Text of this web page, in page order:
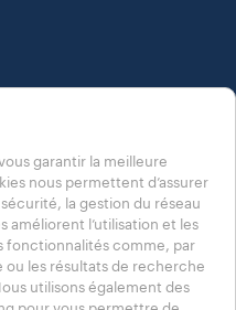
Vie privée
Mentions légales
sur le site Mutualisé de la
www.numalim.fr
garantir la meilleure
nous permettent d’assurer
la gestion du réseau
améliorent l’utilisation et les
fonctionnalités comme, par
ou les résultats de recherche
utilisons également des